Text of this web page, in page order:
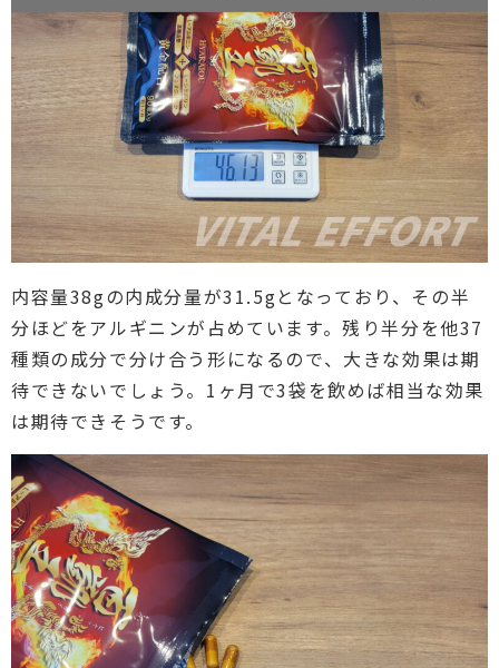
内容量38gの内成分量が31.5gとなっており、その半
分ほどをアルギニンが占めています。残り半分を他37
種類の成分で分け合う形になるので、大きな効果は期
待できないでしょう。1ヶ月で3袋を飲めば相当な効果
は期待できそうです。